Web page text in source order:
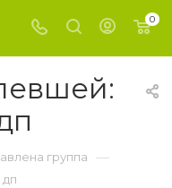
0
группа —